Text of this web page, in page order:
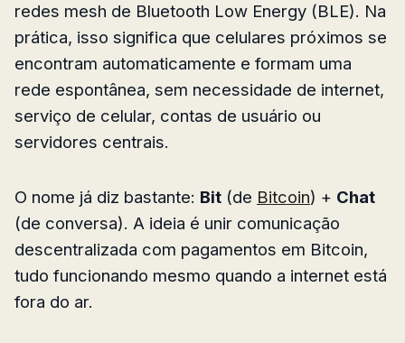
redes mesh de Bluetooth Low Energy (BLE). Na
prática, isso significa que celulares próximos se
encontram automaticamente e formam uma
rede espontânea, sem necessidade de internet,
serviço de celular, contas de usuário ou
servidores centrais.
O nome já diz bastante: Bit (de Bitcoin) + Chat
(de conversa). A ideia é unir comunicação
descentralizada com pagamentos em Bitcoin,
tudo funcionando mesmo quando a internet está
fora do ar.